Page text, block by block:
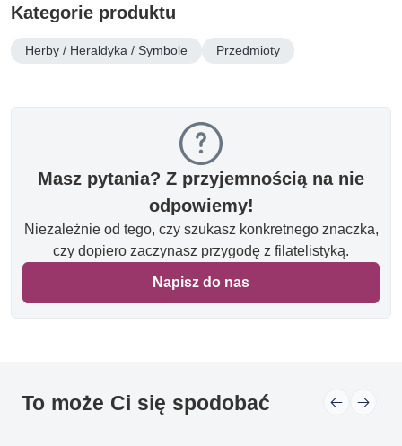
Kategorie produktu
Herby / Heraldyka / Symbole Przedmioty
Masz pytania? Z przyjemnością na nie
odpowiemy!
Niezależnie od tego, czy szukasz konkretnego znaczka,
czy dopiero zaczynasz przygodę z filatelistyką.
Napisz do nas
To może Ci się spodobać